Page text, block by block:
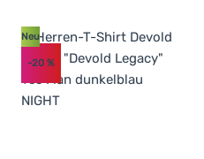
Neu
-20%